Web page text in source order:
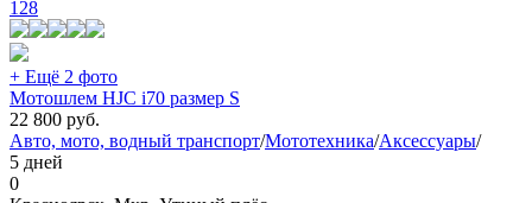
128
+ Ещё 2 фото
Мотошлем HJC i70 размер S
22 800 руб.
Авто, мото, водный транспорт/Мототехника/Аксессуары/
5 дней
0